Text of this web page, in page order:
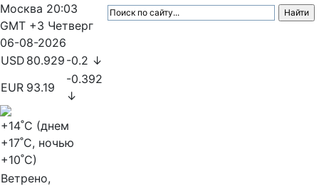
Москва 20:03
GMT +3 Четверг
06-08-2026
USD 80.929 -0.2 ↓
EUR 93.19
-0.392
↓
+14˚C (днем
+17˚C, ночью
+10˚C)
Ветрено,